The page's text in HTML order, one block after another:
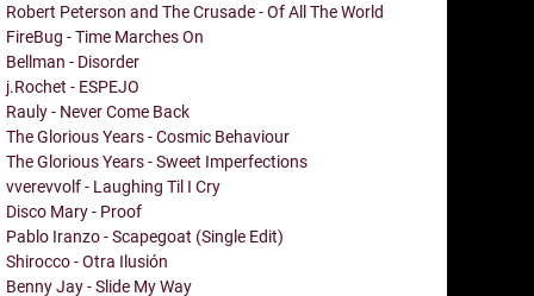
Robert Peterson and The Crusade - Of All The World
FireBug - Time Marches On
Bellman - Disorder
j.Rochet - ESPEJO
Rauly - Never Come Back
The Glorious Years - Cosmic Behaviour
The Glorious Years - Sweet Imperfections
vverevvolf - Laughing Til I Cry
Disco Mary - Proof
Pablo Iranzo - Scapegoat (Single Edit)
Shirocco - Otra Ilusión
Benny Jay - Slide My Way